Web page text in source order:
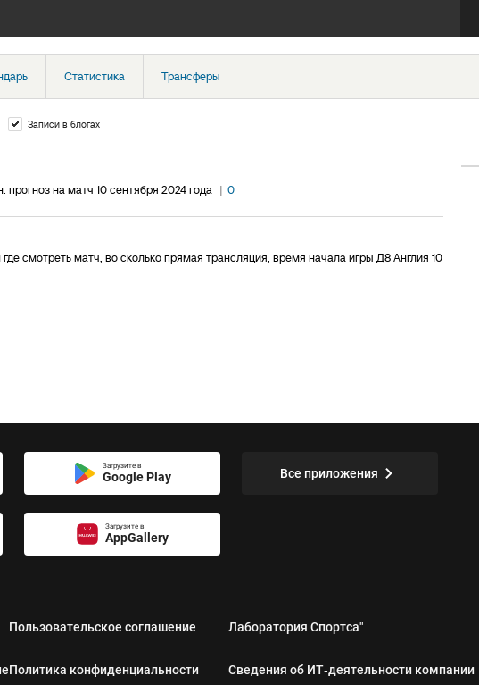
Статистика Трансферы
Записи в блогах
на матч 10 сентября 2024 года | 0
смотреть матч, во сколько прямая трансляция, время начала игры Д8 Англия 10
Загрузите в
Google Play
Загрузите в
AppGallery
Все приложения
Пользовательское соглашение
Политика конфиденциальности
Лаборатория Спортса"
Сведения об ИТ‑деятельности компании